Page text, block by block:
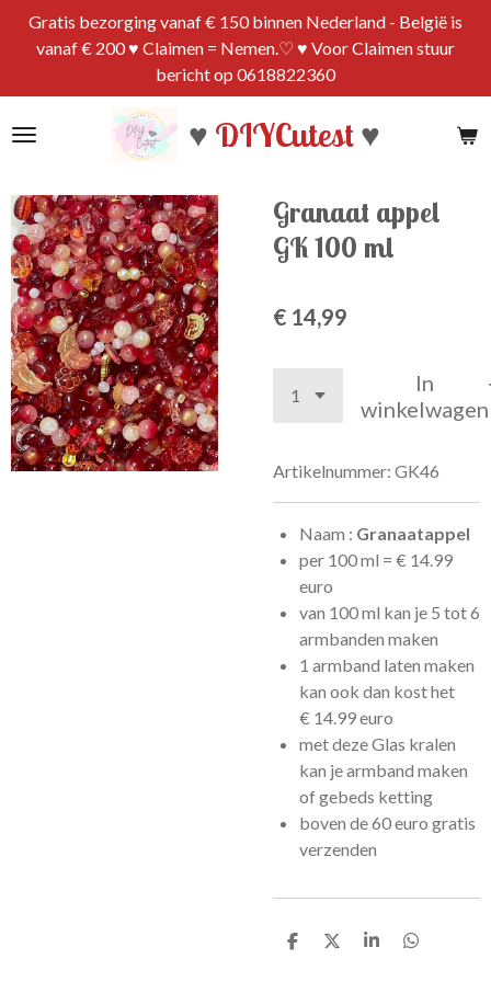
Ga
direct
de
hoofdinhoud
♥ DIYCutest♥
Gratis bezorging vanaf € 150 binnen Nederland - België is
vanaf € 200 ♥ Claimen = Nemen.♡ ♥ Voor Claimen stuur
bericht op 0618822360
Granaat appel
GK 100 ml
€ 14,99
In
winkelwagen
Artikelnummer: GK46
Naam : Granaatappel
per 100 ml = € 14.99
euro
van 100 ml kan je 5 tot 6
armbanden maken
1 armband laten maken
kan ook dan kost het
€ 14.99 euro
met deze Glas kralen
kan je armband maken
of gebeds ketting
boven de 60 euro gratis
verzenden
D
D
S
D